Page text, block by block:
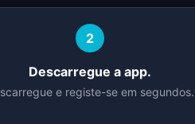
2
Descarregue a app.
e registe-se em segundos.